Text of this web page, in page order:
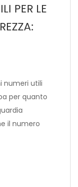
PER LE
numeri utili
per quanto
il numero